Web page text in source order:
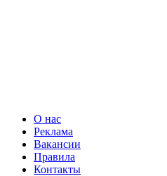
О нас
Реклама
Вакансии
Правила
Контакты